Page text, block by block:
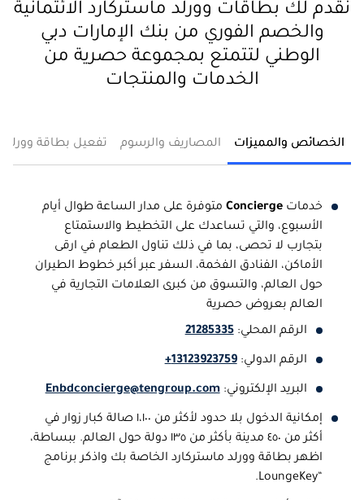
نقدم لك بطاقات وورلد ماستركارد الائتمانية
والخصم الفوري من بنك الإمارات دبي
الوطني لتتمتع بمجموعة حصرية من
الخدمات والمنتجات
الخصائص والمميزات المصاريف والرسوم تفعيل بطاقة
خدماتConcierge متوفرة على مدار الساعة طوال أيام
الأسبوع، والتي تساعدك على التخطيط والاستمتاع
بتجارب لا تحصى، بما في ذلك تناول الطعام في ارقى
الأماكن، الفنادق الفخمة، السفر عبر أكبر خطوط الطيران
حول العالم، والتسوق من كبرى العلامات التجارية في
العالم بعروض حصرية
الرقم المحلي:21285335
الرقم الدولي:13123923759+
البريد الإلكتروني:Enbdconcierge@tengroup.com
إمكانية الدخول بلا حدود لأكثر من ١،١٠٠ صالة كبار زوار في
أكثر من ٤٥٠ مدينة بأكثر من ١٣٥ دولة حول العالم. ببساطة،
اظهر بطاقة وورلد ماستركارد الخاصة بك واذكر برنامج
“LoungeKey.